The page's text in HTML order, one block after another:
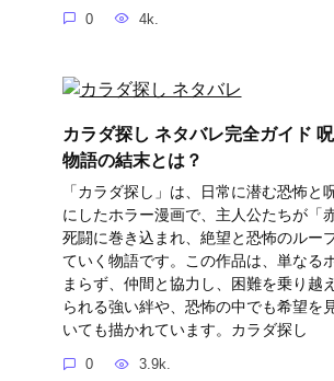
0 4k.
カラダ探し ネタバレ完全ガイド
物語の結末とは？
「カラダ探し」は、日常に潜む恐怖と
にしたホラー漫画で、主人公たちが「
死闘に巻き込まれ、絶望と恐怖のルー
ていく物語です。この作品は、単なる
まらず、仲間と協力し、困難を乗り越
られる強い絆や、恐怖の中でも希望を
いても描かれています。カラダ探し
0 3.9k.